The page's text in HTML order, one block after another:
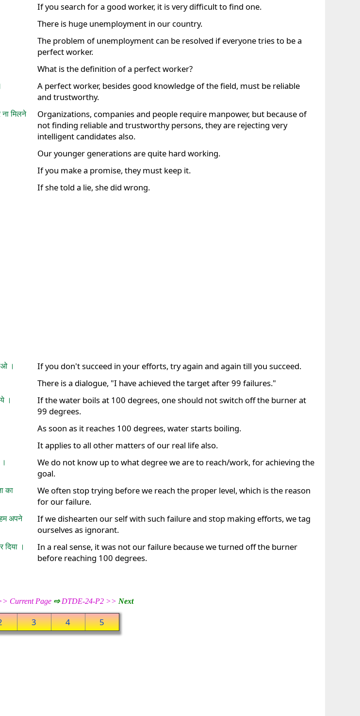
If you search for a good worker, it is very difficult to find one.
There is huge unemployment in our country.
The problem of unemployment can be resolved if everyone tries to be a
perfect worker.
What is the definition of a perfect worker?
A perfect worker, besides good knowledge of the field, must be reliable
and trustworthy.
मिलने
Organizations, companies and people require manpower, but because of
not finding reliable and trustworthy persons, they are rejecting very
intelligent candidates also.
Our younger generations are quite hard working.
If you make a promise, they must keep it.
If she told a lie, she did wrong.
। If you don't succeed in your efforts, try again and again till you succeed.
There is a dialogue, "I have achieved the target after 99 failures."
।
If the water boils at 100 degrees, one should not switch off the burner at
99 degrees.
As soon as it reaches 100 degrees, water starts boiling.
It applies to all other matters of our real life also.
We do not know up to what degree we are to reach/work, for achieving the
goal.
का
We often stop trying before we reach the proper level, which is the reason
for our failure.
अपने
If we dishearten our self with such failure and stop making efforts, we tag
ourselves as ignorant.
।
In a real sense, it was not our failure because we turned off the burner
before reaching 100 degrees.
Current Page ⇨DTDE-24-P2 >> Next
3 4 5